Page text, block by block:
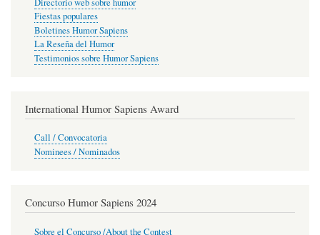
Fiestas populares
Boletines Humor Sapiens
La Reseña del Humor
Testimonios sobre Humor Sapiens
International Humor Sapiens Award
Call / Convocatoria
Nominees / Nominados
Concurso Humor Sapiens 2024
Sobre el Concurso /About the Contest